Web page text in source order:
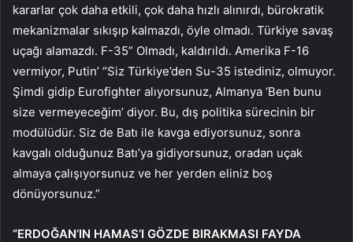
kararlar çok daha etkili, çok daha hızlı alınırdı, bürokratik
mekanizmalar sıkışıp kalmazdı, öyle olmadı. Türkiye savaş
uçağı alamazdı. F-35” Olmadı, kaldırıldı. Amerika F-16
vermiyor, Putin’ “Siz Türkiye’den Su-35 istediniz, olmuyor.
Şimdi gidip Eurofighter alıyorsunuz, Almanya ‘Ben bunu
size vermeyeceğim’ diyor. Bu, dış politika sürecinin bir
modülüdür. Siz de Batı ile kavga ediyorsunuz, sonra
kavgalı olduğunuz Batı’ya gidiyorsunuz, oradan uçak
almaya çalışıyorsunuz ve her yerden eliniz boş
dönüyorsunuz.”
“ERDOĞAN’IN HAMAS’I GÖZDE BIRAKMASI FAYDA